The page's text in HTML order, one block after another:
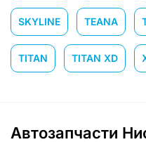
SKYLINE TEANA
TITAN TITAN XD
Автозапчасти